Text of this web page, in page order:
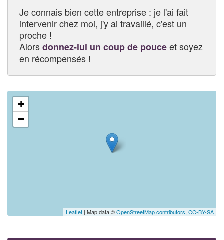
Je connais bien cette entreprise : je l'ai fait
intervenir chez moi, j'y ai travaillé, c'est un
proche !
Alorsdonnez-lui un coup de pouceet soyez
en récompensés !
+
−
Leaflet | Map data ©OpenStreetMap contributors, CC-BY-SA